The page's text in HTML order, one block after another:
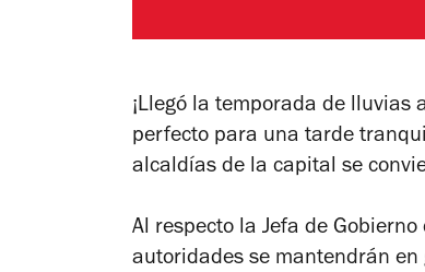
¡Llegó la temporada de lluvias
perfecto para una tarde
alcaldías de la capital se
Al respecto la Jefa de
autoridades se mantendrán